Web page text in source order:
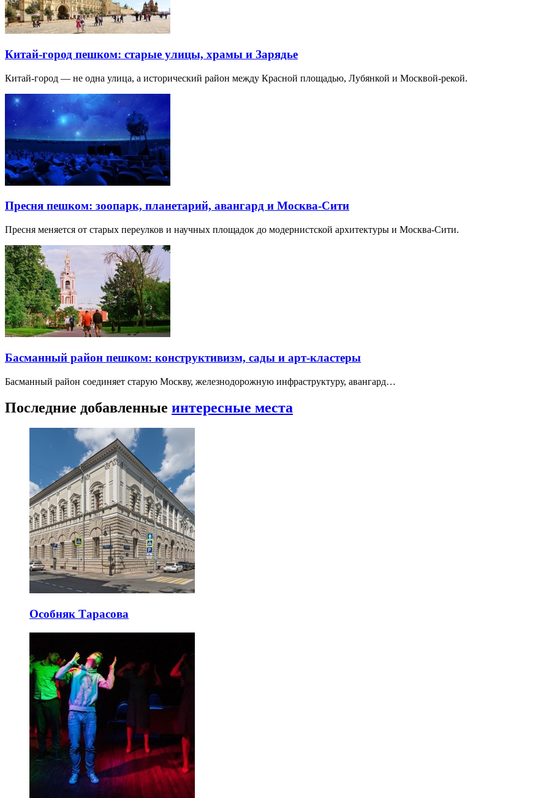
Китай-город пешком: старые улицы, храмы и Зарядье
Китай-город — не одна улица, а исторический район между Красной площадью, Лубянкой и Москвой-рекой.
Пресня пешком: зоопарк, планетарий, авангард и Москва-Сити
Пресня меняется от старых переулков и научных площадок до модернистской архитектуры и Москва-Сити.
Басманный район пешком: конструктивизм, сады и арт-кластеры
Басманный район соединяет старую Москву, железнодорожную инфраструктуру, авангард…
Последние добавленные интересные места
Особняк Тарасова